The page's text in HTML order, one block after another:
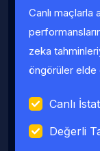
Fauller
Canlı maçlarla
zeka
öngörüler elde
Canlı
Değerli